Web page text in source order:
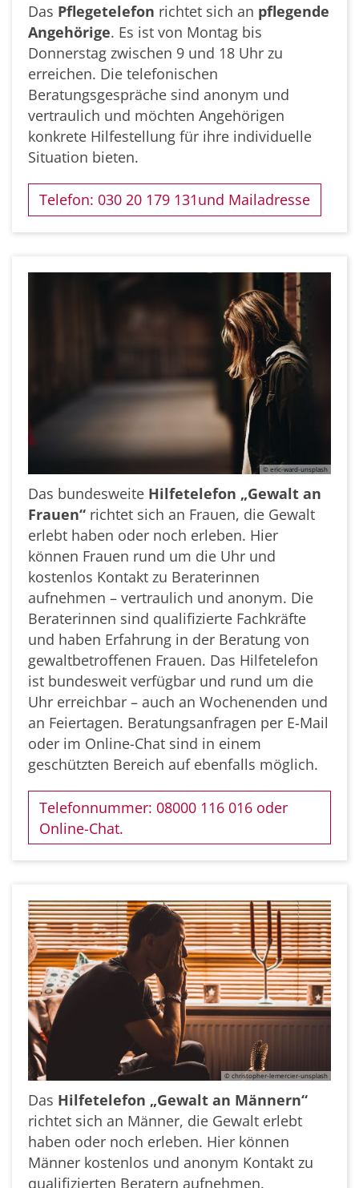
Das Pflegetelefon richtet sich an pflegende
Angehörige. Es ist von Montag bis
Donnerstag zwischen 9 und 18 Uhr zu
erreichen. Die telefonischen
Beratungsgespräche sind anonym und
vertraulich und möchten Angehörigen
konkrete Hilfestellung für ihre individuelle
Situation bieten.
Telefon: 030 20 179 131und Mailadresse
© eric-ward-unsplash
Das bundesweite Hilfetelefon „Gewalt an
Frauen“ richtet sich an Frauen, die Gewalt
erlebt haben oder noch erleben. Hier
können Frauen rund um die Uhr und
kostenlos Kontakt zu Beraterinnen
aufnehmen – vertraulich und anonym. Die
Beraterinnen sind qualifizierte Fachkräfte
und haben Erfahrung in der Beratung von
gewaltbetroffenen Frauen. Das Hilfetelefon
ist bundesweit verfügbar und rund um die
Uhr erreichbar – auch an Wochenenden und
an Feiertagen. Beratungsanfragen per E-Mail
oder im Online-Chat sind in einem
geschützten Bereich auf ebenfalls möglich.
Telefonnummer: 08000 116 016 oder
Online-Chat.
© christopher-lemercier-unsplash
Das Hilfetelefon „Gewalt an Männern“
richtet sich an Männer, die Gewalt erlebt
haben oder noch erleben. Hier können
Männer kostenlos und anonym Kontakt zu
qualifizierten Beratern aufnehmen.